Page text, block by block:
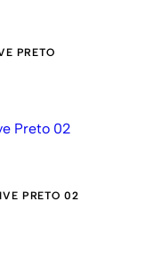
PRETO
PRETO 02